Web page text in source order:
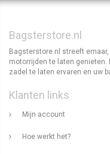
Bagsterstore.nl
Bagsterstore.nl streeft
motorrijden te laten genieten.
zadel te laten ervaren en uw
Klanten links
Mijn account
Hoe werkt het?